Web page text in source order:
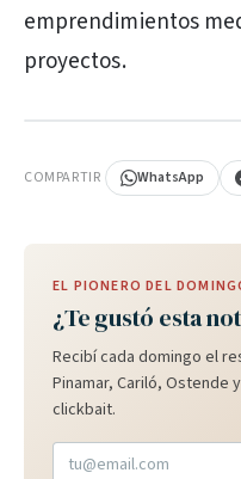
emprendimientos
proyectos.
COMPARTIR WhatsApp
EL PIONERO DEL
¿Te gustó esta
Recibí cada domingo el
Pinamar, Cariló, Ostende
clickbait.